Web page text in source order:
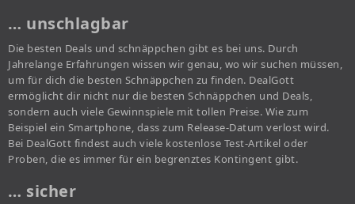
… unschlagbar
Die besten Deals und schnäppchen gibt es bei uns. Durch
Jahrelange Erfahrungen wissen wir genau, wo wir suchen müssen,
um für dich die besten Schnäppchen zu finden. DealGott
ermöglicht dir nicht nur die besten Schnäppchen und Deals,
sondern auch viele Gewinnspiele mit tollen Preise. Wie zum
Beispiel ein Smartphone, dass zum Release-Datum verlost wird.
Bei DealGott findest auch viele kostenlose Test-Artikel oder
Proben, die es immer für ein begrenztes Kontingent gibt.
… sicher